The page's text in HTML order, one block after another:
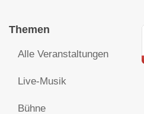
Themen
Alle Veranstaltungen
Live-Musik
Bühne